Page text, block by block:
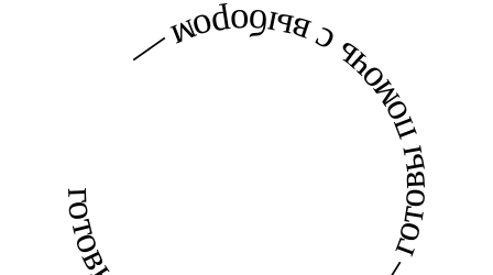
готовы помочь с выбором — готовы помочь с выбором —